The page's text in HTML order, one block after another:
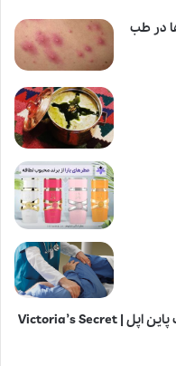
در طب
بادی اسپلش ویکتوریا سکرت اسکوئیز آف پاین اپل | Victoria’s Secret